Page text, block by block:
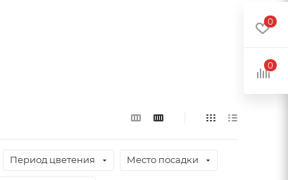
Период цветения Место посадки
0
0